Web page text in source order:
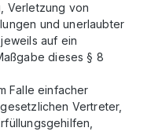
Verletzung von
und unerlaubter
auf ein
dieses § 8
Falle einfacher
Vertreter,